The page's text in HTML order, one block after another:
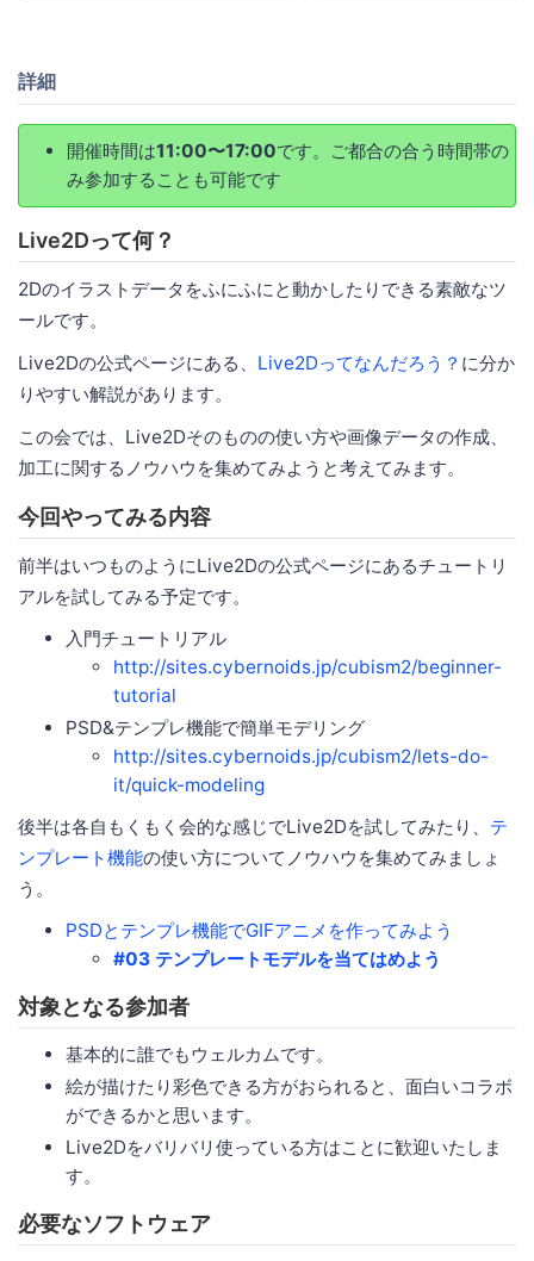
詳細
開催時間は11:00〜17:00です。ご都合の合う時間帯の
み参加することも可能です
Live2Dって何？
2Dのイラストデータをふにふにと動かしたりできる素敵なツ
ールです。
Live2Dの公式ページにある、 Live2Dってなんだろう？ に分か
りやすい解説があります。
この会では、Live2Dそのものの使い方や画像データの作成、
加工に関するノウハウを集めてみようと考えてみます。
今回やってみる内容
前半はいつものようにLive2Dの公式ページにあるチュートリ
アルを試してみる予定です。
入門チュートリアル
http://sites.cybernoids.jp/cubism2/beginner-
tutorial
PSD&テンプレ機能で簡単モデリング
http://sites.cybernoids.jp/cubism2/lets-do-
it/quick-modeling
後半は各自もくもく会的な感じでLive2Dを試してみたり、 テ
ンプレート機能の使い方についてノウハウを集めてみましょ
う。
PSDとテンプレ機能でGIFアニメを作ってみよう
#03 テンプレートモデルを当てはめよう
対象となる参加者
基本的に誰でもウェルカムです。
絵が描けたり彩色できる方がおられると、面白いコラボ
ができるかと思います。
Live2Dをバリバリ使っている方はことに歓迎いたしま
す。
必要なソフトウェア